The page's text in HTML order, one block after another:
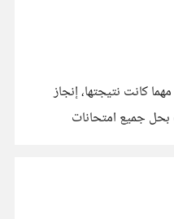
كانت نتيجتها، إنجاز
جميع امتحانات